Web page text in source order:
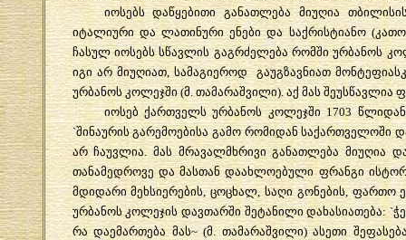
იოსებს დაწყებითი განათლება მიუღია
იტალიური და ლათინური ენები და საქრისტიანო(
ჩასულ იოსებს სწავლის გაგრძელება რომში ურბანოს
იგი არ მიუღიათ, სამაგიეროდ გაუგზავნიათ
ურბანოს კოლეჯში(მ.თამარაშვილი).აქ მას შეუსწავლია
იოსებ ქართველს ურბანოს კოლეჯში1703წლიდან
`შინაურის გარემოებისა გამო რომიდან საქართველოში
არ ჩაუვლია.მას მრავალმხრივი განათლება მიუღია
თანამედროვე და მასთან დაახლოებული ფრანგი
მდიდარი მეხსიერების,ცოცხალ,საღი გონების,ფართო
ურბანოს კოლეჯის დავთარში შეტანილი დახასიათება: `
რა დაემართება მას~ (მ. თამარაშვილი)ასეთი